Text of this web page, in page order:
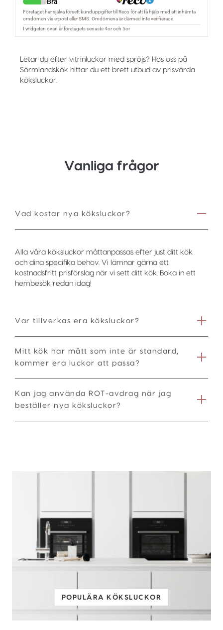
Letar du efter vitrinluckor med spröjs? Hos oss på
Sörmlandskök hittar du ett brett utbud av prisvärda
köksluckor.
Vanliga frågor
Vad kostar nya köksluckor?
Alla våra köksluckor måttanpassas efter just ditt kök
och dina specifika behov. Vi lämnar gärna ett
kostnadsfritt prisförslag när vi sett ditt kök. Boka in ett
hembesök redan idag!
Var tillverkas era köksluckor?
Mitt kök har mått som inte är standard,
kommer era luckor att passa?
Kan jag använda ROT-avdrag när jag
beställer nya köksluckor?
POPULÄRA KÖKSLUCKOR